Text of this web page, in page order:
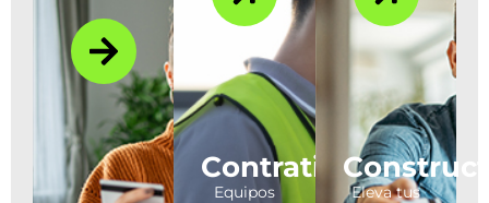
Contratista
Equipos
Eleva tus